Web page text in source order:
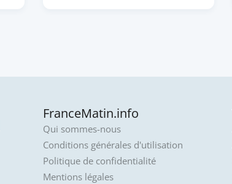
FranceMatin.info
Qui sommes-nous
Conditions générales d'utilisation
Politique de confidentialité
Mentions légales